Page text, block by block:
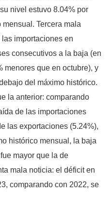
nivel estuvo 8.04% por
Tercera mala
importaciones en
consecutivos a la baja (en
menores que en octubre), y
del máximo histórico.
la anterior: comparando
de las importaciones
las exportaciones (5.24%),
histórico mensual, la baja
mayor que la de
mala noticia: el déficit en
comparando con 2022, se